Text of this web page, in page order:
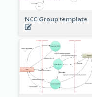
NCC Group template